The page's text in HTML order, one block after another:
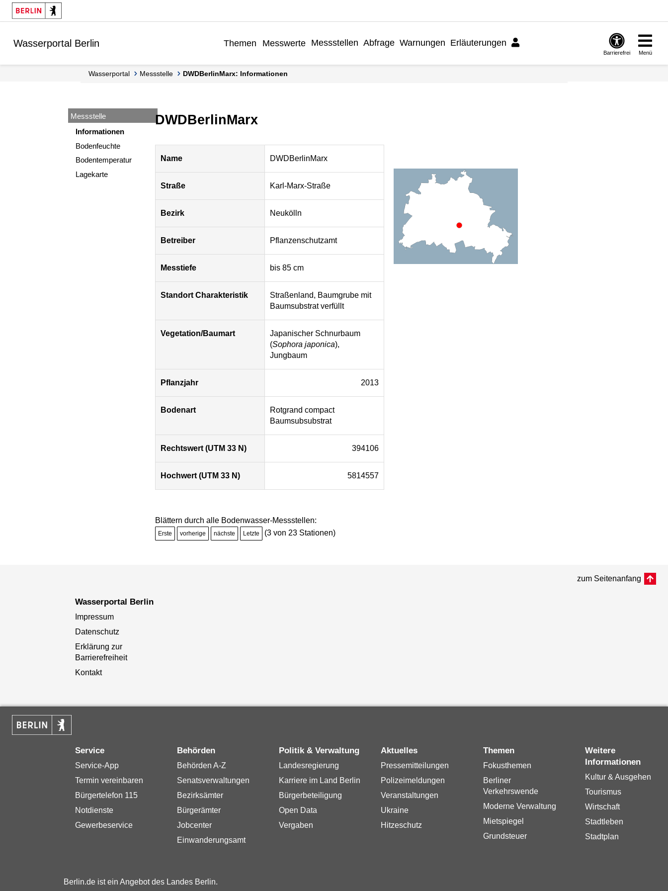
Springe zur Navigation
Springe zum Inhalt
Wasserportal Berlin Themen Messwerte Messstellen Abfrage Warnungen Erläuterungen
Barrierefrei Menü
Wasserportal Messstelle DWDBerlinMarx: Informationen
Messstelle
Informationen
Bodenfeuchte
Bodentemperatur
Lagekarte
DWDBerlinMarx
Berlin
Name DWDBerlinMarx
Straße Karl-Marx-Straße
Bezirk Neukölln
Betreiber Pflanzenschutzamt
Messtiefe bis 85 cm
Standort Charakteristik
Straßenland, Baumgrube mit
Baumsubstrat verfüllt
Vegetation/Baumart
Japanischer Schnurbaum
(Sophora japonica),
Jungbaum
Pflanzjahr 2013
Bodenart
Rotgrand compact
Baumsubsubstrat
Rechtswert (UTM 33 N) 394106
Hochwert (UTM 33 N) 5814557
Blättern durch alle Bodenwasser-Messstellen:
Erste vorherige nächste Letzte (3 von 23 Stationen)
zum Seitenanfang
Wasserportal Berlin
Impressum
Datenschutz
Erklärung zur
Barrierefreiheit
Kontakt
Service
Service-App
Termin vereinbaren
Bürgertelefon 115
Notdienste
Gewerbeservice
Behörden
Behörden A-Z
Senatsverwaltungen
Bezirksämter
Bürgerämter
Jobcenter
Einwanderungsamt
Politik & Verwaltung
Landesregierung
Karriere im Land Berlin
Bürgerbeteiligung
Open Data
Vergaben
Aktuelles
Pressemitteilungen
Polizeimeldungen
Veranstaltungen
Ukraine
Hitzeschutz
Themen
Fokusthemen
Berliner
Verkehrswende
Moderne Verwaltung
Mietspiegel
Grundsteuer
Weitere
Informationen
Kultur & Ausgehen
Tourismus
Wirtschaft
Stadtleben
Stadtplan
Berlin.de ist ein Angebot des Landes Berlin.